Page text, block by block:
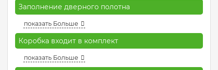
Заполнение дверного полотна
показать Больше
Коробка входит в комплект
показать Больше